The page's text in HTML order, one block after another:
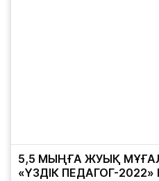
5,5 МЫҢҒА ЖУЫҚ
«ҮЗДІК ПЕДАГОГ-